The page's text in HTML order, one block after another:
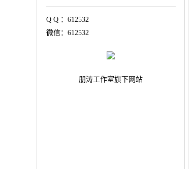
Q Q ：612532
微信：612532
朋涛工作室旗下网站